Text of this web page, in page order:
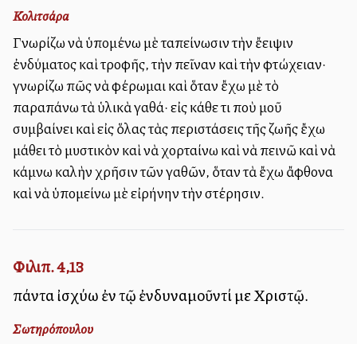
Κολιτσάρα
Γνωρίζω νὰ ὑπομένω μὲ ταπείνωσιν τὴν ἔλλειψιν
ἐνδύματος καὶ τροφῆς, τὴν πεῖναν καὶ τὴν φτώχειαν·
γνωρίζω πῶς νὰ φέρωμαι καὶ ὅταν ἔχω μὲ τὸ
παραπάνω τὰ ὑλικὰ ἀγαθά· εἰς κάθε τι ποὺ μοῦ
συμβαίνει καὶ εἰς ὅλας τὰς περιστάσεις τῆς ζωῆς ἔχω
μάθει τὸ μυστικὸν καὶ νὰ χορταίνω καὶ νὰ πεινῶ καὶ νὰ
κάμνω καλὴν χρῆσιν τῶν ἀγαθῶν, ὅταν τὰ ἔχω ἄφθονα
καὶ νὰ ὑπομείνω μὲ εἰρήνην τὴν στέρησιν.
Φιλιπ. 4,13
πάντα ἰσχύω ἐν τῷ ἐνδυναμοῦντί με Χριστῷ.
Σωτηρόπουλου